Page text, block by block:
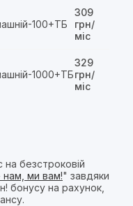
100+ТБ
309
грн/
міс
1000+ТБ
329
грн/
міс
безстроковій
нам, ми вам!" завдяки
бонусу на рахунок,